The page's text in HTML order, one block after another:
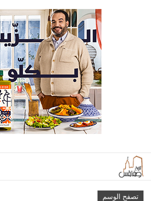
تصفح الوسم